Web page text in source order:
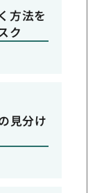
方法を
ク
見分け